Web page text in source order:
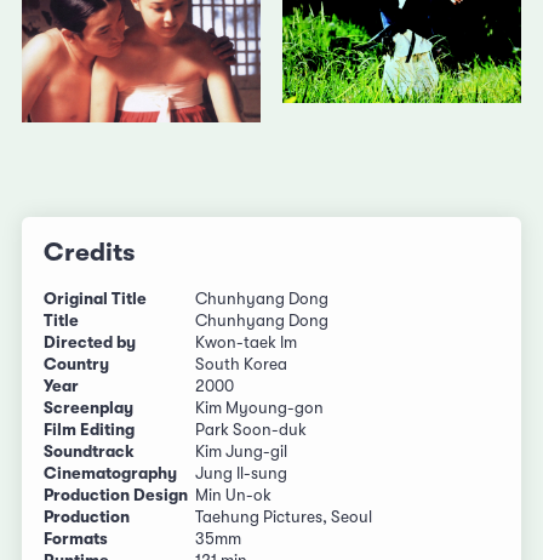
Credits
Original Title
Chunhyang Dong
Title
Chunhyang Dong
Directed by
Kwon-taek Im
Country
South Korea
Year
2000
Screenplay
Kim Myoung-gon
Film Editing
Park Soon-duk
Soundtrack
Kim Jung-gil
Cinematography
Jung Il-sung
Production Design Min Un-ok
Production
Taehung Pictures, Seoul
Formats
35mm